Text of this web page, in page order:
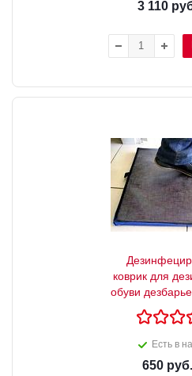
3 110
коврик для
обуви
Есть в
650 руб.